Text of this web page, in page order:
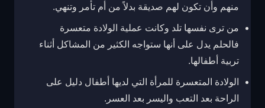
منهم وأن تكون لهم صديقة بدلاً من أم تأمر وتنهي.
من ترى نفسها تلد وكانت عملية الولادة متعسرة
فالحلم يدل على أنها ستواجه الكثير من المشاكل أثناء
تربية أطفالها.
الولادة المتعسرة للمرأة التي لديها أطفال دليل على
الراحة بعد التعب واليسر بعد العسر.